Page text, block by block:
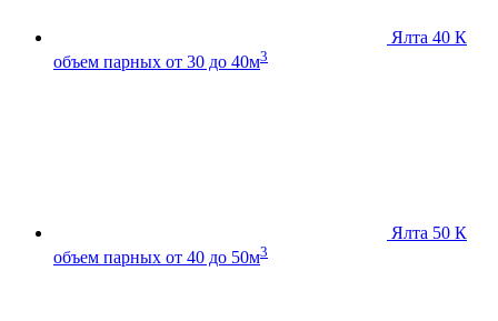
Ялта 40 К
объем парных от 30 до 40м3
Ялта 50 К
объем парных от 40 до 50м3